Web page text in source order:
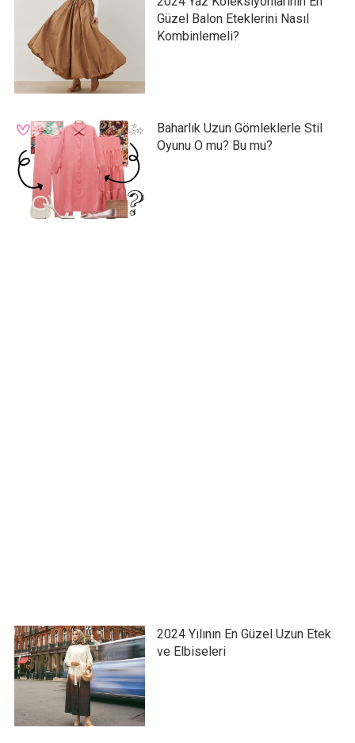
Güzel Balon Eteklerini Nasıl
Kombinlemeli?
Baharlık Uzun Gömleklerle Stil
Oyunu O mu? Bu mu?
2024 Yılının En Güzel Uzun Etek
ve Elbiseleri